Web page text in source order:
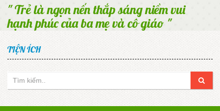
" Trẻ là ngọn nến thắp sáng niềm vui
hạnh phúc của ba mẹ và cô giáo "
TIỆN ÍCH